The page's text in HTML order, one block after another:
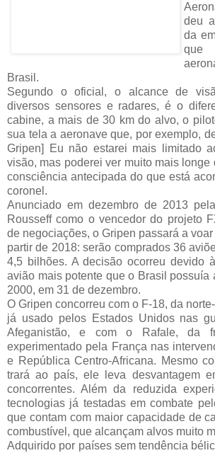
deu
da
Brasil.
Segundo o oficial, o alcance de
diversos sensores e radares, é o
cabine, a mais de 30 km do alvo, o
sua tela a aeronave que, por exemplo,
Gripen] Eu não estarei mais limitado
visão, mas poderei ver muito mais longe
consciência antecipada do que está
coronel.
Anunciado em dezembro de 2013
Rousseff como o vencedor do projeto
de negociações, o Gripen passará a
partir de 2018: serão comprados 36
4,5 bilhões. A decisão ocorreu devido
avião mais potente que o Brasil possuía
2000, em 31 de dezembro.
O Gripen concorreu com o F-18, da
já usado pelos Estados Unidos nas
Afeganistão, e com o Rafale, da
experimentado pela França nas
e República Centro-Africana. Mesmo
trará ao país, ele leva desvantagem
concorrentes. Além da reduzida
tecnologias já testadas em combate
que contam com maior capacidade de
combustível, que alcançam alvos muito
Adquirido por países sem tendência